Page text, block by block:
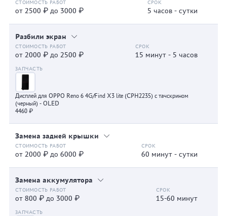
от 2500 ₽ до 3000 ₽ 5 часов - сутки
Разбили экран
от 2000 ₽ до 2500 ₽ 15 минут - 5 часов
Дисплей для OPPO Reno 6 4G/Find X3 lite (CPH2235) с тачскрином
(черный) - OLED
4460 ₽
Замена задней крышки
от 2000 ₽ до 6000 ₽ 60 минут - сутки
Замена аккумулятора
от 800 ₽ до 3000 ₽ 15-60 минут